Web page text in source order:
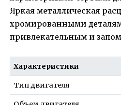
Яркая металлическая
хромированными
привлекательным и
Характеристики
Тип двигателя